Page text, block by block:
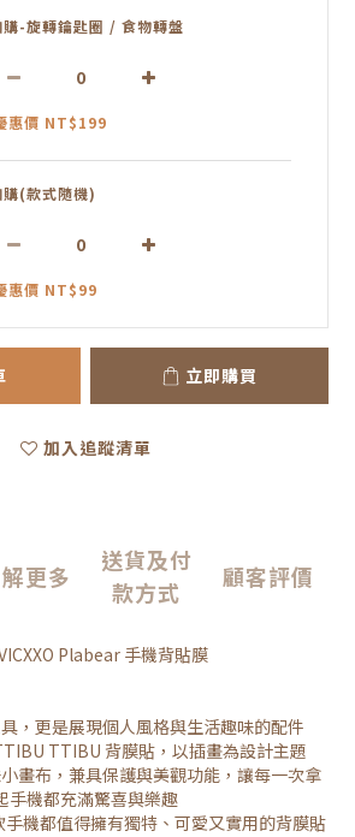
購-旋轉鑰匙圈 / 食物轉盤
惠價 NT$199
(款式隨機)
惠價 NT$99
立即購買
加入追蹤清單
更多
送貨及付
款方式
顧客評價
Plabear 手機背貼膜
，更是展現個人風格與生活趣味的配件
TTIBU 背膜貼，以插畫為設計主題
畫布，兼具保護與美觀功能，讓每一次拿
手機都充滿驚喜與樂趣
手機都值得擁有獨特、可愛又實用的背膜貼